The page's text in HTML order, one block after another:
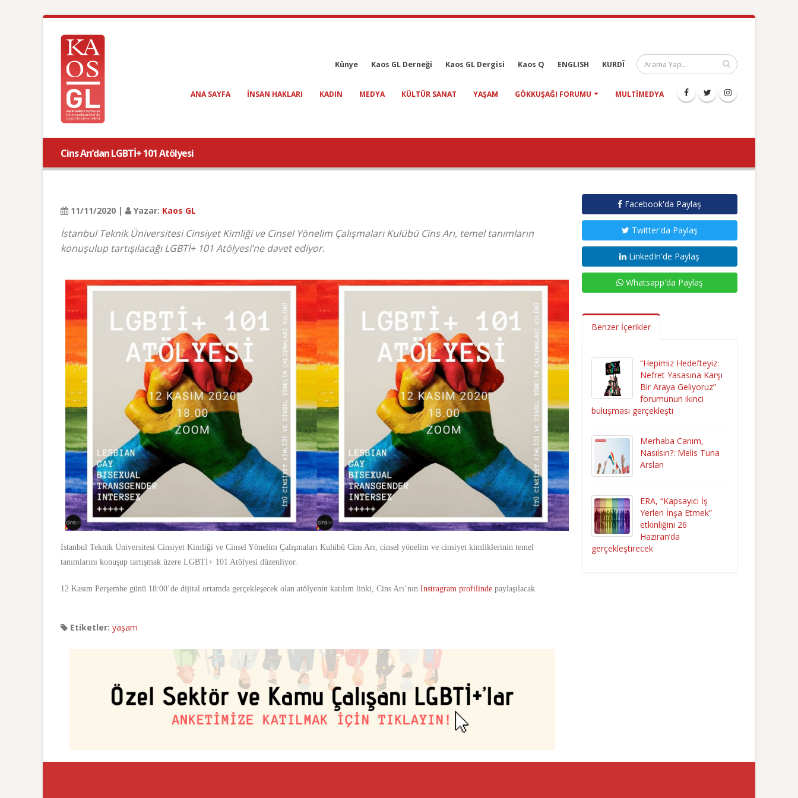
Künye Kaos GL Derneği Kaos GL Dergisi Kaos Q ENGLISH KURDÎ
ANA SAYFA INSAN HAKLARI KADIN MEDYA KÜLTÜR SANAT YAŞAM GÖKKUŞAĞI FORUMU MULTIMEDYA
Cins Arı’dan LGBTİ+ 101 Atölyesi
11/11/2020 | Yazar: Kaos GL
İstanbul Teknik Üniversitesi Cinsiyet Kimliği ve Cinsel Yönelim Çalışmaları Kulübü Cins Arı, temel tanımların
konuşulup tartışılacağı LGBTİ+ 101 Atölyesi’ne davet ediyor.
İstanbul Teknik Üniversitesi Cinsiyet Kimliği ve Cinsel Yönelim Çalışmaları Kulübü Cins Arı, cinsel yönelim ve cinsiyet kimliklerinin temel
tanımlarını konuşup tartışmak üzere LGBTİ+ 101 Atölyesi düzenliyor.
12 Kasım Perşembe günü 18:00’de dijital ortamda gerçekleşecek olan atölyenin katılım linki, Cins Arı’nın Instragram profilinde paylaşılacak.
Etiketler: yaşam
Facebook'da Paylaş
Twitter'da Paylaş
LinkedIn'de Paylaş
Whatsapp'da Paylaş
Benzer İçerikler
“Hepimiz Hedefteyiz:
Nefret Yasasına Karşı
Bir Araya Geliyoruz”
forumunun ikinci
buluşması gerçekleşti
Merhaba Canım,
Nasılsın?: Melis Tuna
Arslan
ERA, “Kapsayıcı İş
Yerleri İnşa Etmek”
etkinliğini 26
Haziran’da
gerçekleştirecek